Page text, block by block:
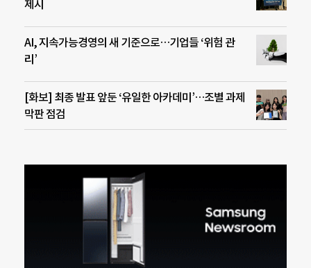
제시
AI, 지속가능경영의 새 기준으로…기업들 ‘위험 관
리’
[화보] 최종 발표 앞둔 ‘유일한 아카데미’…조별 과제
막판 점검